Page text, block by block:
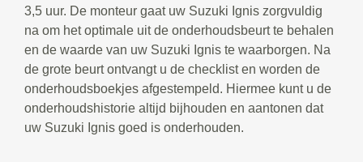
3,5 uur. De monteur gaat uw Suzuki Ignis zorgvuldig
na om het optimale uit de onderhoudsbeurt te behalen
en de waarde van uw Suzuki Ignis te waarborgen. Na
de grote beurt ontvangt u de checklist en worden de
onderhoudsboekjes afgestempeld. Hiermee kunt u de
onderhoudshistorie altijd bijhouden en aantonen dat
uw Suzuki Ignis goed is onderhouden.